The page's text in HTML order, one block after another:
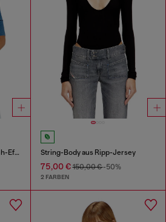
Henley-Top mit Shadow-Patch-Effekten String-Body aus Ripp-Jersey
75,00 €150,00 €-50%
2 FARBEN